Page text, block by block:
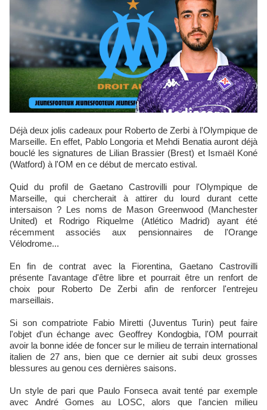
Déjà deux jolis cadeaux pour Roberto de Zerbi à l'Olympique de
Marseille. En effet, Pablo Longoria et Mehdi Benatia auront déjà
bouclé les signatures de Lilian Brassier (Brest) et Ismaël Koné
(Watford) à l'OM en ce début de mercato estival.
Quid du profil de Gaetano Castrovilli pour l'Olympique de
Marseille, qui chercherait à attirer du lourd durant cette
intersaison ? Les noms de Mason Greenwood (Manchester
United) et Rodrigo Riquelme (Atlético Madrid) ayant été
récemment associés aux pensionnaires de l'Orange
Vélodrome...
En fin de contrat avec la Fiorentina, Gaetano Castrovilli
présente l'avantage d'être libre et pourrait être un renfort de
choix pour Roberto De Zerbi afin de renforcer l'entrejeu
marseillais.
Si son compatriote Fabio Miretti (Juventus Turin) peut faire
l'objet d'un échange avec Geoffrey Kondogbia, l'OM pourrait
avoir la bonne idée de foncer sur le milieu de terrain international
italien de 27 ans, bien que ce dernier ait subi deux grosses
blessures au genou ces dernières saisons.
Un style de pari que Paulo Fonseca avait tenté par exemple
avec André Gomes au LOSC, alors que l'ancien milieu